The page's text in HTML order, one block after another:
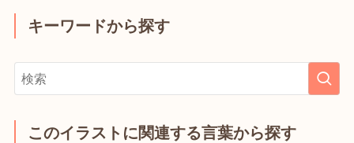
キーワードから探す
このイラストに関連する言葉から探す